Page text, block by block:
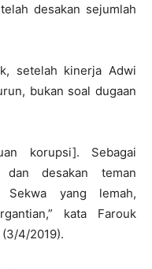
desakan sejumlah
setelah kinerja Adwi
bukan soal dugaan
korupsi]. Sebagai
dan desakan teman
Sekwa yang lemah,
kata Farouk
4/2019).